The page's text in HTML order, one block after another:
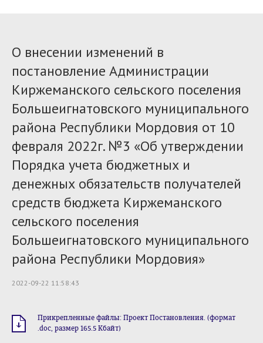
О внесении изменений в
постановление Администрации
Киржеманского сельского поселения
Большеигнатовского муниципального
района Республики Мордовия от 10
февраля 2022г. №3 «Об утверждении
Порядка учета бюджетных и
денежных обязательств получателей
средств бюджета Киржеманского
сельского поселения
Большеигнатовского муниципального
района Республики Мордовия»
2022-09-22 11:58:43
Прикрепленные файлы: Проект Постановления. (формат
.doc, размер 165.5 Кбайт)